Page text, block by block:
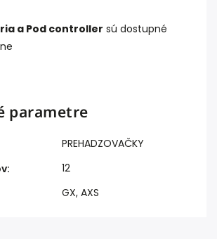
a Pod controller sú dostupné
parametre
PREHADZOVAČKY
:
12
GX, AXS